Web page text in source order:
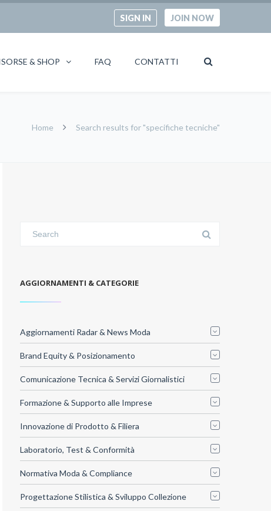
SIGN IN JOIN NOW
& SHOP FAQ CONTATTI
Home Search results for "specifiche tecniche"
AGGIORNAMENTI & CATEGORIE
Aggiornamenti Radar & News Moda
Brand Equity & Posizionamento
Comunicazione Tecnica & Servizi Giornalistici
Formazione & Supporto alle Imprese
Innovazione di Prodotto & Filiera
Laboratorio, Test & Conformità
Normativa Moda & Compliance
Progettazione Stilistica & Sviluppo Collezione